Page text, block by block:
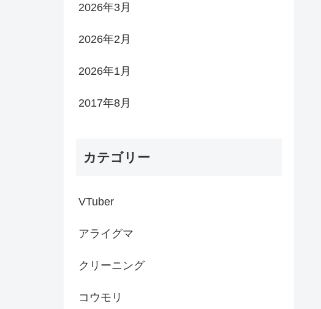
2026年3月
2026年2月
2026年1月
2017年8月
カテゴリー
VTuber
アライグマ
クリーニング
コウモリ